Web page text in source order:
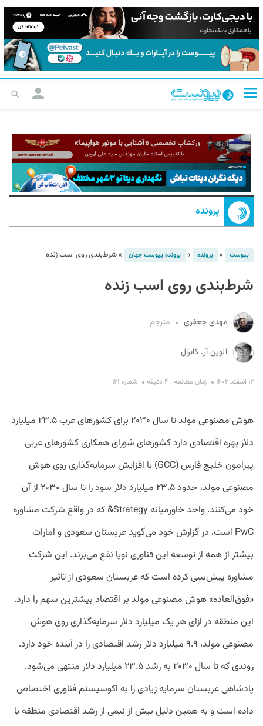
پرونده
پیوست » پرونده » پرونده پیوست جهان »شرط‌بندی روی اسب زنده
شرط‌بندی روی اسب زنده
مهدی جعفری مترجم
آلوین آر. کابرال
۱۲ اسفند ۱۴۰۲ زمان مطالعه : ۴ دقیقه شماره ۱۲۱
هوش مصنوعی مولد تا سال ۲۰۳۰ برای کشور‌های عرب ۲۳.۵ میلیارد
دلار بهره اقتصادی دارد کشور‌های شورای همکاری کشورهای عربی
پیرامون خلیج فارس (GCC) با افزایش سرمایه‌گذاری روی هوش
مصنوعی مولد، حدود ۲۳.۵ میلیارد دلار سود را تا سال ۲۰۳۰ از آن
خود می‌کنند. واحد خاورمیانه Strategy& که در واقع شرکت مشاوره
PwC است، در گزارش خود می‌گوید عربستان سعودی و امارات
بیشتر از همه از توسعه این فناوری نوپا نفع می‌برند. این شرکت
مشاوره پیش‌بینی کرده است که عربستان سعودی از تاثیر
«فوق‌العاده» هوش مصنوعی مولد بر اقتصاد بیشترین سهم را دارد.
این منطقه در ازای هر یک میلیارد دلار سرمایه‌گذاری روی هوش
مصنوعی مولد، ۹.۹ میلیارد دلار رشد اقتصادی را در آینده خود دارد.
روندی که تا سال ۲۰۳۰ به رشد ۲۳.۵ میلیارد دلار منتهی می‌شود.
پادشاهی عربستان سرمایه زیادی را به اکوسیستم فناوری اختصاص
داده است و به همین دلیل بیش از نیمی از رشد اقتصادی منطقه یا